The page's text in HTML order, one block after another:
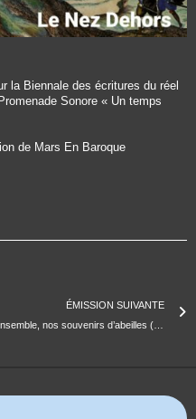
la Biennale des écritures du réel
Sonore « Un temps
de Mars En Baroque
ÉMISSION SUIVANTE
Ensemble, nos souvenirs d’abeilles (école Boisson & compagnie) // 09.03.2022